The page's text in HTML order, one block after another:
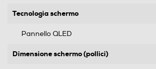
Tecnologia schermo
Pannello QLED
Dimensione schermo (pollici)